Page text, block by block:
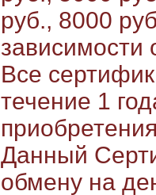
руб., 8000
зависимости
Все
течение 1
Данный
обмену на